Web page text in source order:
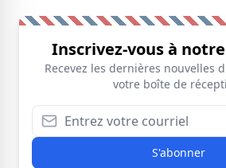
Inscrivez-vous à
Recevez les dernières nouvelles
votre boîte de
S'abonner